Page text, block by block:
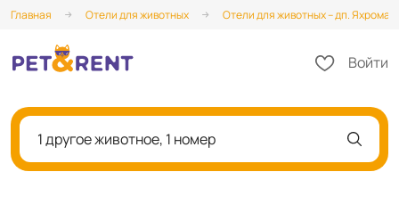
Главная Отели для животных Отели для животных – дп. Яхрома
Войти
1 другое животное, 1 номер